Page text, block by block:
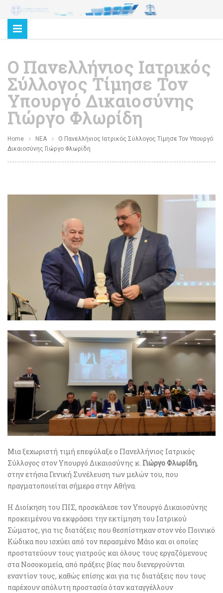
O Πανελλήνιος Ιατρικός
Σύλλογος Τίμησε Τον
Υπουργό Δικαιοσύνης
Γιώργο Φλωρίδη
Home ΝΕΑ
O Πανελλήνιος Ιατρικός Σύλλογος Τίμησε Τον Υπουργό
Δικαιοσύνης Γιώργο Φλωρίδη
Μια ξεχωριστή τιμή επεφύλαξε ο Πανελλήνιος Ιατρικός
Σύλλογος στον Υπουργό Δικαιοσύνης κ. Γιώργο Φλωρίδη,
στην ετήσια Γενική Συνέλευση των μελών του, που
πραγματοποιείται σήμερα στην Αθήνα.
Η Διοίκηση του ΠΙΣ, προσκάλεσε τον Υπουργό Δικαιοσύνης
προκειμένου να εκφράσει την εκτίμηση του Ιατρικού
Σώματος, για τις διατάξεις που θεσπίστηκαν στον νέο Ποινικό
Κώδικα που ισχύει από τον περασμένο Μάιο και οι οποίες
προστατεύουν τους γιατρούς και όλους τους εργαζόμενους
στα Νοσοκομεία, από πράξεις βίας που διενεργούνται
εναντίον τους, καθώς επίσης και για τις διατάξεις που τους
παρέχουν απόλυτη προστασία όταν καταγγέλλουν